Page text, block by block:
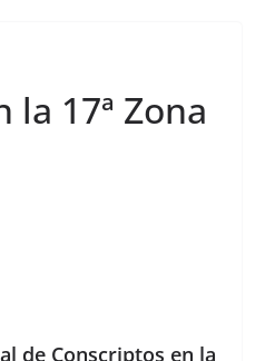
17ª Zona
de Conscriptos en la